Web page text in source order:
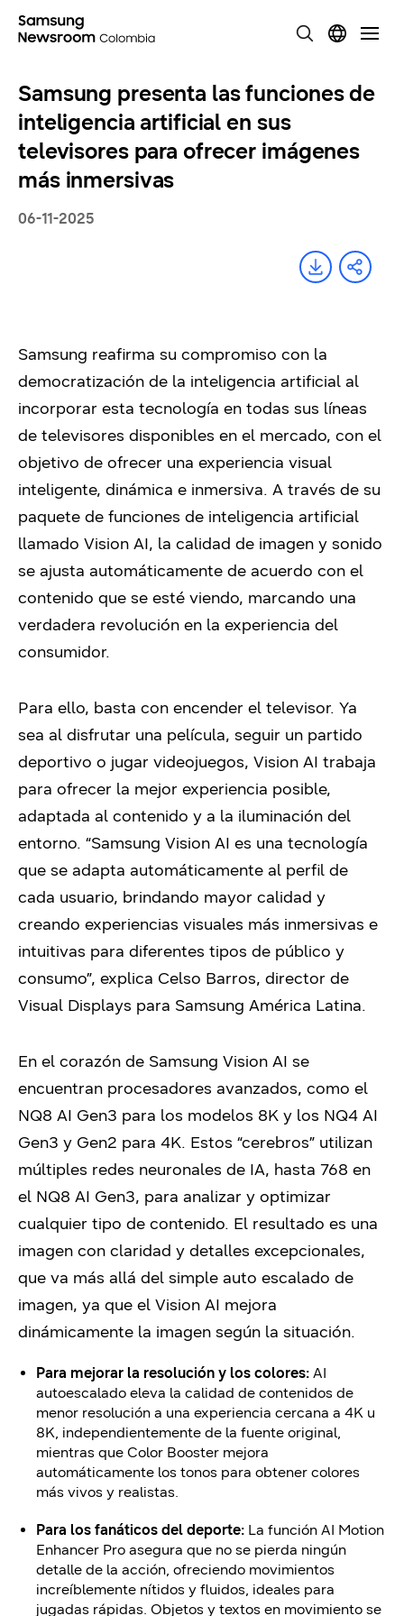
Samsung presenta las funciones de
inteligencia artificial en sus
televisores para ofrecer imágenes
más inmersivas
06-11-2025
Samsung reafirma su compromiso con la
democratización de la inteligencia artificial al
incorporar esta tecnología en todas sus líneas
de televisores disponibles en el mercado, con el
objetivo de ofrecer una experiencia visual
inteligente, dinámica e inmersiva. A través de su
paquete de funciones de inteligencia artificial
llamado Vision AI, la calidad de imagen y sonido
se ajusta automáticamente de acuerdo con el
contenido que se esté viendo, marcando una
verdadera revolución en la experiencia del
consumidor.
Para ello, basta con encender el televisor. Ya
sea al disfrutar una película, seguir un partido
deportivo o jugar videojuegos, Vision AI trabaja
para ofrecer la mejor experiencia posible,
adaptada al contenido y a la iluminación del
entorno. “Samsung Vision AI es una tecnología
que se adapta automáticamente al perfil de
cada usuario, brindando mayor calidad y
creando experiencias visuales más inmersivas e
intuitivas para diferentes tipos de público y
consumo”, explica Celso Barros, director de
Visual Displays para Samsung América Latina.
En el corazón de Samsung Vision AI se
encuentran procesadores avanzados, como el
NQ8 AI Gen3 para los modelos 8K y los NQ4 AI
Gen3 y Gen2 para 4K. Estos “cerebros” utilizan
múltiples redes neuronales de IA, hasta 768 en
el NQ8 AI Gen3, para analizar y optimizar
cualquier tipo de contenido. El resultado es una
imagen con claridad y detalles excepcionales,
que va más allá del simple auto escalado de
imagen, ya que el Vision AI mejora
dinámicamente la imagen según la situación.
Para mejorar la resolución y los colores: AI
autoescalado eleva la calidad de contenidos de
menor resolución a una experiencia cercana a 4K u
8K, independientemente de la fuente original,
mientras que Color Booster mejora
automáticamente los tonos para obtener colores
más vivos y realistas.
Para los fanáticos del deporte: La función AI Motion
Enhancer Pro asegura que no se pierda ningún
detalle de la acción, ofreciendo movimientos
increíblemente nítidos y fluidos, ideales para
jugadas rápidas. Objetos y textos en movimiento se